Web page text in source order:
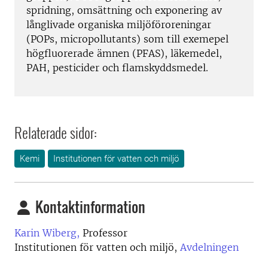
spridning, omsättning och exponering av
långlivade organiska miljöföroreningar
(POPs, micropollutants) som till exemepel
högfluorerade ämnen (PFAS), läkemedel,
PAH, pesticider och flamskyddsmedel.
Relaterade sidor:
Kemi Institutionen för vatten och miljö
Kontaktinformation
Karin Wiberg, Professor
Institutionen för vatten och miljö, Avdelningen